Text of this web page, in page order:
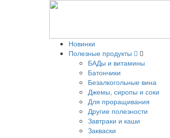
Новинки
Полезные продукты
БАДы и витамины
Батончики
Безалкогольные вина
Джемы, сиропы и соки
Для проращивания
Другие полезности
Завтраки и каши
Закваски